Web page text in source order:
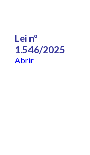
Lei nº
1.546/2025
Abrir